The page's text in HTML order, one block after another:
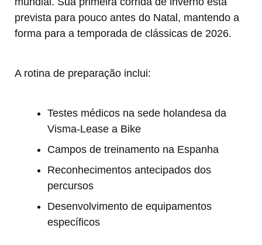
prevista para pouco antes do Natal, mantendo a
forma para a temporada de clássicas de 2026.
A rotina de preparação inclui:
Testes médicos na sede holandesa da
Visma-Lease a Bike
Campos de treinamento na Espanha
Reconhecimentos antecipados dos
percursos
Desenvolvimento de equipamentos
específicos